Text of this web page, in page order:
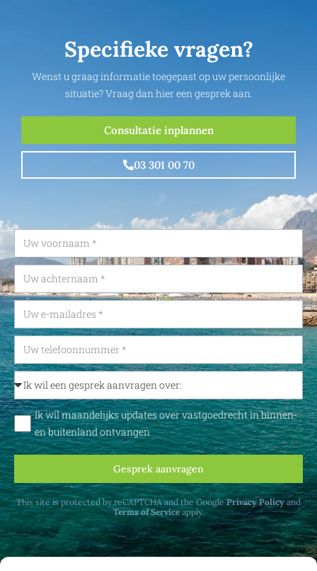
Specifieke vragen?
Wenst u graag informatie toegepast op uw persoonlijke
situatie? Vraag dan hier een gesprek aan.
Consultatie inplannen
03 301 00 70
Ik wil maandelijks updates over vastgoedrecht in binnen-
en buitenland ontvangen
Gesprek aanvragen
This site is protected by reCAPTCHA and the GooglePrivacy Policyand
Terms of Serviceapply.